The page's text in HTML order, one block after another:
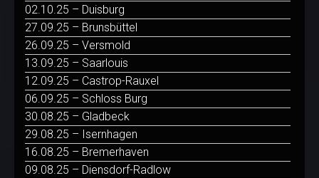
02.10.25 – Duisburg
27.09.25 – Brunsbüttel
26.09.25 – Versmold
13.09.25 – Saarlouis
12.09.25 – Castrop-Rauxel
06.09.25 – Schloss Burg
30.08.25 – Gladbeck
29.08.25 – Isernhagen
16.08.25 – Bremerhaven
09.08.25 – Diensdorf-Radlow